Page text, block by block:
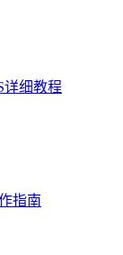
详细教程
指南